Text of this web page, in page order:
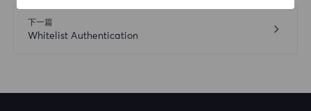
下一篇
Whitelist Authentication